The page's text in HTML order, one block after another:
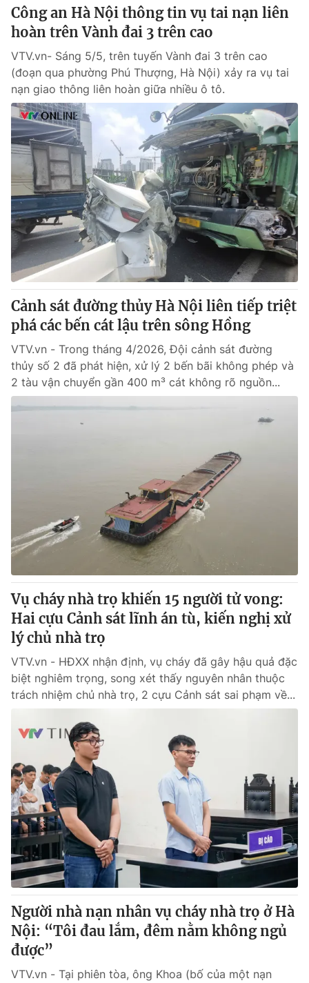
Công an Hà Nội thông tin vụ tai nạn liên
hoàn trên Vành đai 3 trên cao
VTV.vn- Sáng 5/5, trên tuyến Vành đai 3 trên cao
(đoạn qua phường Phú Thượng, Hà Nội) xảy ra vụ tai
nạn giao thông liên hoàn giữa nhiều ô tô.
Cảnh sát đường thủy Hà Nội liên tiếp triệt
phá các bến cát lậu trên sông Hồng
VTV.vn - Trong tháng 4/2026, Đội cảnh sát đường
thủy số 2 đã phát hiện, xử lý 2 bến bãi không phép và
2 tàu vận chuyển gần 400 m³ cát không rõ nguồn...
Vụ cháy nhà trọ khiến 15 người tử vong:
Hai cựu Cảnh sát lĩnh án tù, kiến nghị xử
lý chủ nhà trọ
VTV.vn - HĐXX nhận định, vụ cháy đã gây hậu quả đặc
biệt nghiêm trọng, song xét thấy nguyên nhân thuộc
trách nhiệm chủ nhà trọ, 2 cựu Cảnh sát sai phạm về...
Người nhà nạn nhân vụ cháy nhà trọ ở Hà
Nội: “Tôi đau lắm, đêm nằm không ngủ
được”
VTV.vn - Tại phiên tòa, ông Khoa (bố của một nạn